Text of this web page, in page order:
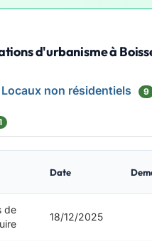
d'urbanisme à
Locaux non résidentiels 9
Date
de
18/12/2025